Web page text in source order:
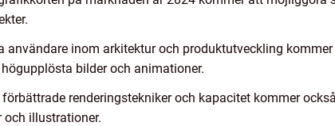
användare inom arkitektur och produktutveckling
bilder och animationer.
renderingstekniker och kapacitet kommer
illustrationer.